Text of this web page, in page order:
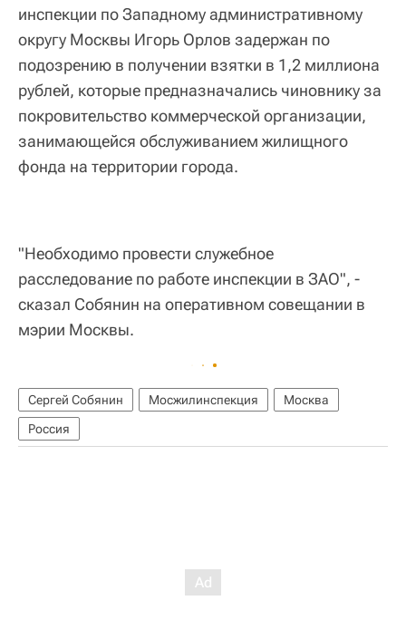
инспекции по Западному административному
округу Москвы Игорь Орлов задержан по
подозрению в получении взятки в 1,2 миллиона
рублей, которые предназначались чиновнику за
покровительство коммерческой организации,
занимающейся обслуживанием жилищного
фонда на территории города.
"Необходимо провести служебное
расследование по работе инспекции в ЗАО", -
сказал Собянин на оперативном совещании в
мэрии Москвы.
Сергей Собянин Мосжилинспекция
Москва
Россия